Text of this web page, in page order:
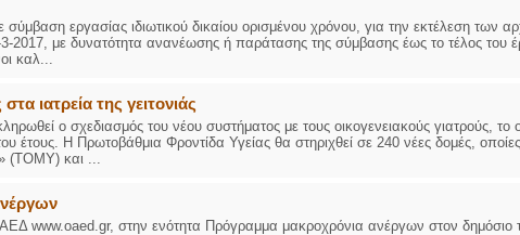
εργασίας ιδιωτικού δικαίου ορισμένου χρόνου, για την εκτέλεση των
3-2017, με δυνατότητα ανανέωσης ή παράτασης της σύμβασης έως το τέλος του
καλ...
ιατρεία της γειτονιάς
ο σχεδιασμός του νέου συστήματος με τους οικογενειακούς γιατρούς, το
έτους. Η Πρωτοβάθμια Φροντίδα Υγείας θα στηριχθεί σε 240 νέες δομές,
(ΤΟΜΥ) και ...
www.oaed.gr, στην ενότητα Πρόγραμμα μακροχρόνια ανέργων στον δημόσιο